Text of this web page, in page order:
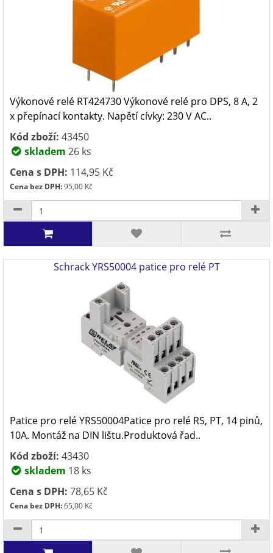
Výkonové relé RT424730 Výkonové relé pro DPS, 8 A, 2
x přepínací kontakty. Napětí cívky: 230 V AC..
Kód zboží: 43450
skladem 26 ks
Cena s DPH: 114,95 Kč
Cena bez DPH:95,00 Kč
Schrack YRS50004 patice pro relé PT
Patice pro relé YRS50004Patice pro relé RS, PT, 14 pinů,
10A. Montáž na DIN lištu.Produktová řad..
Kód zboží: 43430
skladem 18 ks
Cena s DPH: 78,65 Kč
Cena bez DPH:65,00 Kč